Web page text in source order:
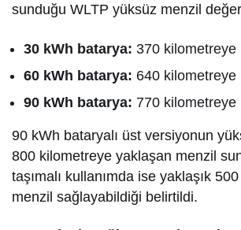
sunduğu WLTP yüksüz menzil
30 kWh batarya: 370 kilometreye
60 kWh batarya: 640 kilometreye
90 kWh batarya: 770 kilometreye
90 kWh bataryalı üst versiyonun
800 kilometreye yaklaşan menzil
taşımalı kullanımda ise yaklaşık
menzil sağlayabildiği belirtildi.